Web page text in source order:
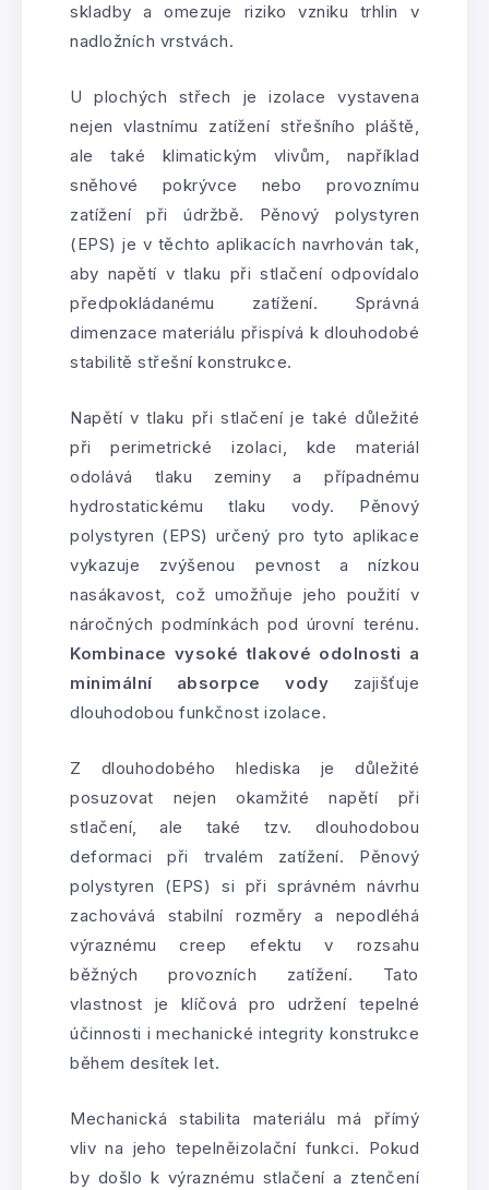
skladby a omezuje riziko vzniku trhlin v
nadložních vrstvách.
U plochých střech je izolace vystavena
nejen vlastnímu zatížení střešního pláště,
ale také klimatickým vlivům, například
sněhové pokrývce nebo provoznímu
zatížení při údržbě. Pěnový polystyren
(EPS) je v těchto aplikacích navrhován tak,
aby napětí v tlaku při stlačení odpovídalo
předpokládanému zatížení. Správná
dimenzace materiálu přispívá k dlouhodobé
stabilitě střešní konstrukce.
Napětí v tlaku při stlačení je také důležité
při perimetrické izolaci, kde materiál
odolává tlaku zeminy a případnému
hydrostatickému tlaku vody. Pěnový
polystyren (EPS) určený pro tyto aplikace
vykazuje zvýšenou pevnost a nízkou
nasákavost, což umožňuje jeho použití v
náročných podmínkách pod úrovní terénu.
Kombinace vysoké tlakové odolnosti a
minimální absorpce vody zajišťuje
dlouhodobou funkčnost izolace.
Z dlouhodobého hlediska je důležité
posuzovat nejen okamžité napětí při
stlačení, ale také tzv. dlouhodobou
deformaci při trvalém zatížení. Pěnový
polystyren (EPS) si při správném návrhu
zachovává stabilní rozměry a nepodléhá
výraznému creep efektu v rozsahu
běžných provozních zatížení. Tato
vlastnost je klíčová pro udržení tepelné
účinnosti i mechanické integrity konstrukce
během desítek let.
Mechanická stabilita materiálu má přímý
vliv na jeho tepelněizolační funkci. Pokud
by došlo k výraznému stlačení a ztenčení